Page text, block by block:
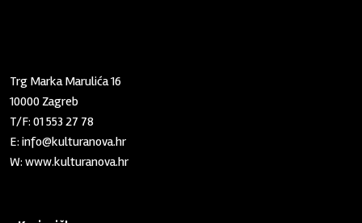
Trg Marka Marulića 16
10000 Zagreb
T/F:01 553 27 78
E:info@kulturanova.hr
W:www.kulturanova.hr